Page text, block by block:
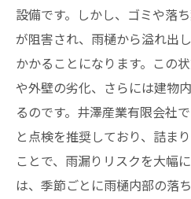
設備です。しかし、ゴミや落
が阻害され、雨樋から溢れ出
かかることになります。この
や外壁の劣化、さらには建物
るのです。井澤産業有限会社
と点検を推奨しており、詰ま
ことで、雨漏りリスクを大幅
は、季節ごとに雨樋内部の落